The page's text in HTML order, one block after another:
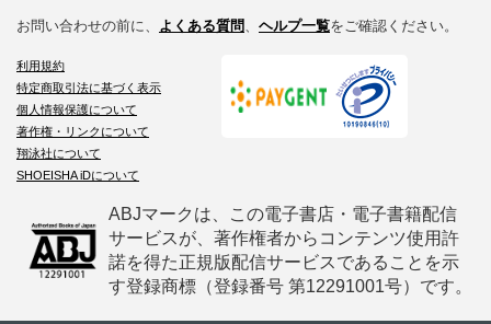
お問い合わせの前に、 よくある質問、 ヘルプ一覧をご確認ください。
利用規約
特定商取引法に基づく表示
個人情報保護について
著作権・リンクについて
翔泳社について
SHOEISHA iDについて
ABJマークは、この電子書店・電子書籍配信
サービスが、著作権者からコンテンツ使用許
諾を得た正規版配信サービスであることを示
す登録商標（登録番号 第12291001号）です。